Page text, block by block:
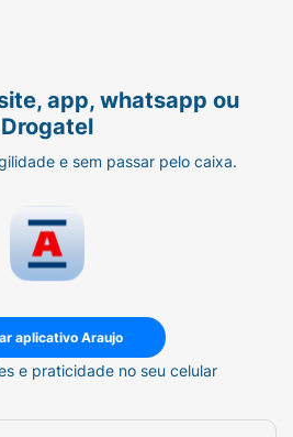
app, whatsapp ou
Drogatel
e sem passar pelo caixa.
aplicativo Araujo
e praticidade no seu celular